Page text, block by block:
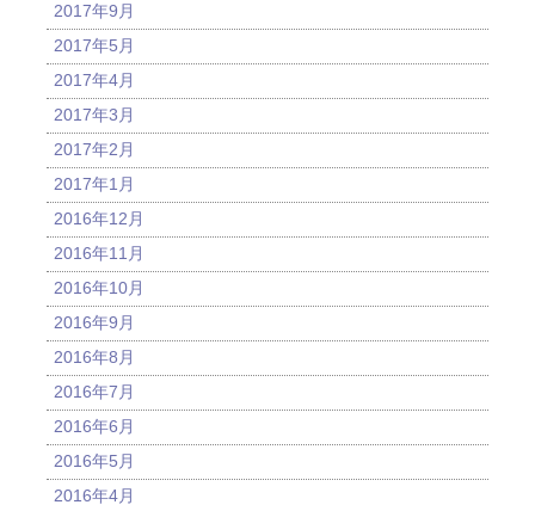
2017年9月
2017年5月
2017年4月
2017年3月
2017年2月
2017年1月
2016年12月
2016年11月
2016年10月
2016年9月
2016年8月
2016年7月
2016年6月
2016年5月
2016年4月